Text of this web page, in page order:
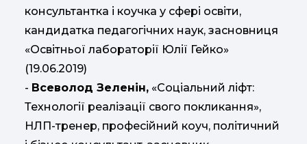
консультантка і коучка у сфері освіти,
кандидатка педагогічних наук, засновниця
«Освітньої лабораторії Юлії Гейко»
(19.06.2019)
- Всеволод Зеленін, «Соціальний ліфт:
Технології реалізації свого покликання»,
НЛП-тренер, професійний коуч, політичний